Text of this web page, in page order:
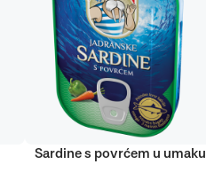
Sardine s povrćem u umaku